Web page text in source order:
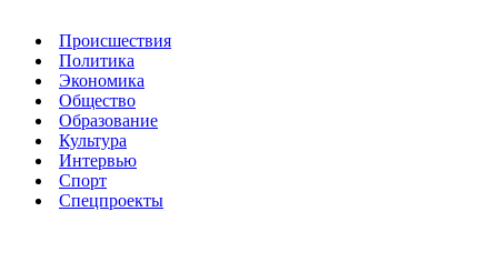
Происшествия
Политика
Экономика
Общество
Образование
Культура
Интервью
Спорт
Спецпроекты